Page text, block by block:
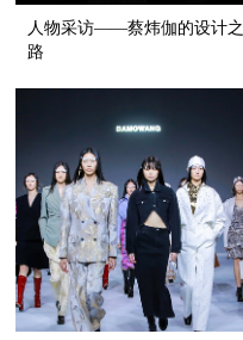
人物采访——蔡炜伽的设计之
路